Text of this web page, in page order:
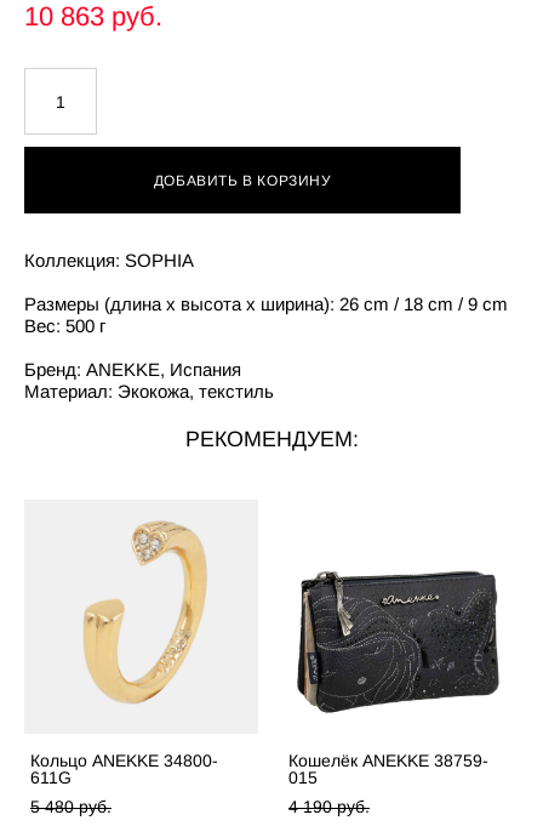
10 863 pуб.
ДОБАВИТЬ В КОРЗИНУ
Коллекция: SOPHIA
Размеры (длина x высота x ширина): 26 cm / 18 cm / 9 cm
Вес: 500 г
Бренд: ANEKKE, Испания
Материал: Экокожа, текстиль
РЕКОМЕНДУЕМ:
Кольцо ANEKKE 34800-
611G
5 480 pуб.
Кошелёк ANEKKE 38759-
015
4 190 pуб.